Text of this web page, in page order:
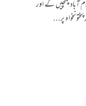
آباد پہنچیں گے اور
پر...